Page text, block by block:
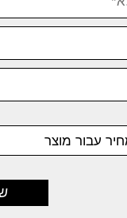
עבור מוצר